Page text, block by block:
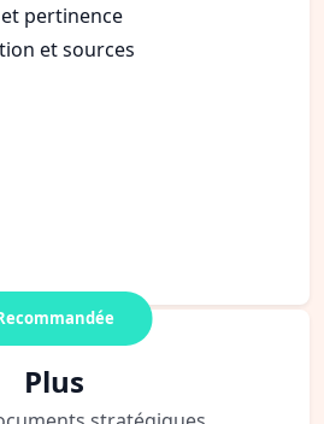
pertinence
et sources
Plus